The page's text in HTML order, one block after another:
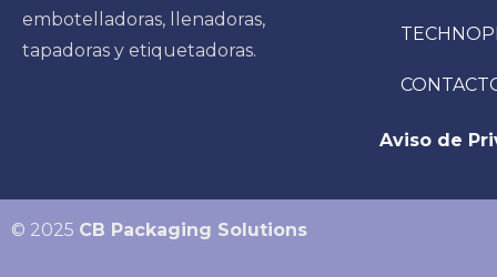
embotelladoras, llenadoras,
tapadoras y etiquetadoras.
Aviso de
© 2025 CB Packaging Solutions